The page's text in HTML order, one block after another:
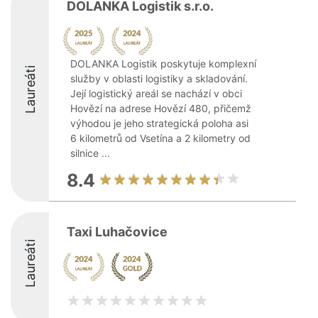
Laureáti
DOLANKA Logistik s.r.o.
DOLANKA Logistik poskytuje komplexní
služby v oblasti logistiky a skladování.
Její logistický areál se nachází v obci
Hovězí na adrese Hovězí 480, přičemž
výhodou je jeho strategická poloha asi
6 kilometrů od Vsetína a 2 kilometry od
silnice ...
8.4
Laureáti
Taxi Luhačovice